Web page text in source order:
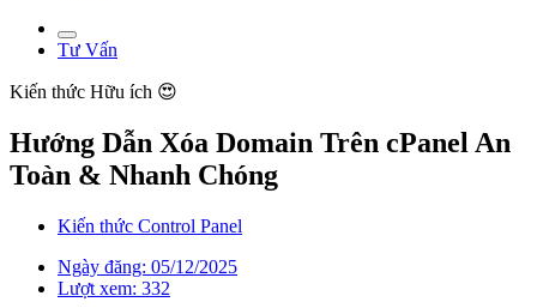
Tư Vấn
Kiến thức Hữu ích 😍
Hướng Dẫn Xóa Domain Trên cPanel An
Toàn & Nhanh Chóng
Kiến thức Control Panel
Ngày đăng: 05/12/2025
Lượt xem: 332